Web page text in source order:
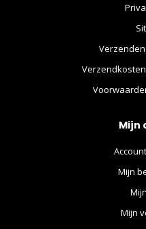
Mijn
Mijn
Mijn